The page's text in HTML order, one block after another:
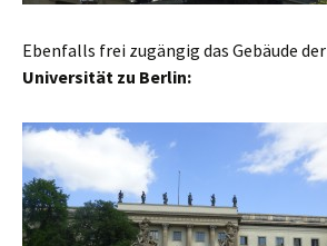
Ebenfalls frei zugängig das Gebäude der
Universität zu Berlin: